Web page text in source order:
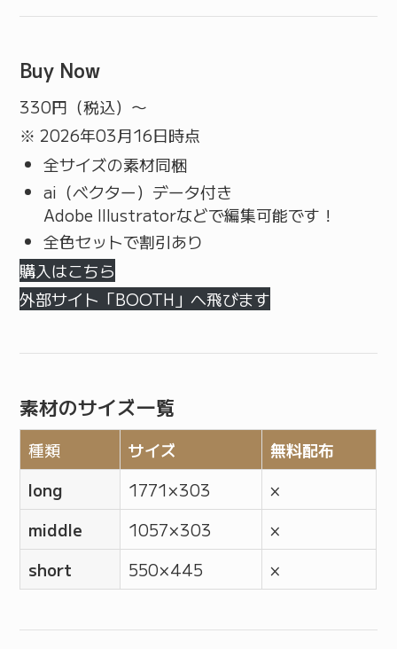
Buy Now
330円（税込）〜
※ 2026年03月16日時点
全サイズの素材同梱
ai（ベクター）データ付き
Adobe Illustratorなどで編集可能です！
全色セットで割引あり
購入はこちら
外部サイト「BOOTH」へ飛びます
素材のサイズ一覧
種類 サイズ
無料配布
long
1771 × 303
×
middle
1057 × 303
×
short
550 × 445 ×